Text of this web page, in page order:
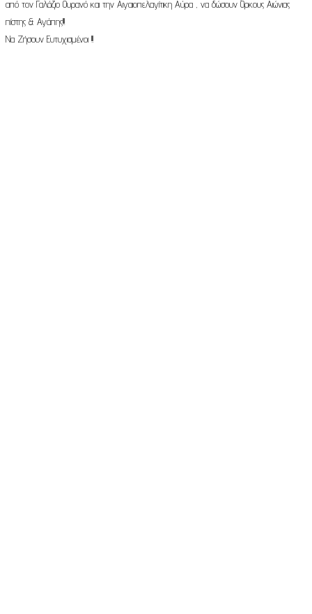
από τον Γαλάζιο Ουρανό και την Αιγαιοπελαγίτικη Αύρα , να δώσουν Όρκους Αιώνιας
πίστης & Αγάπης!!!
Να Ζήσουν Ευτυχισμένοι !!!